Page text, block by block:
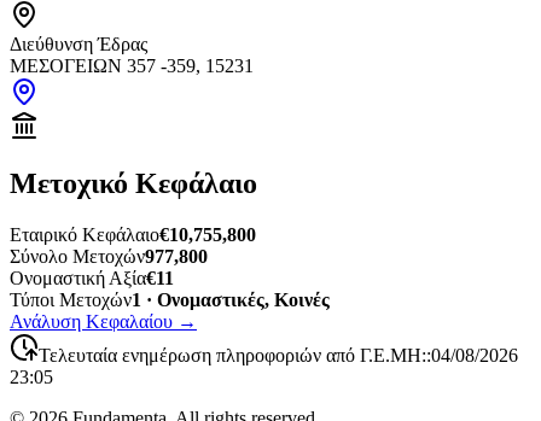
Διεύθυνση Έδρας
ΜΕΣΟΓΕΙΩΝ 357 -359, 15231
Μετοχικό Κεφάλαιο
Εταιρικό Κεφάλαιο€10,755,800
Σύνολο Μετοχών977,800
Ονομαστική Αξία€11
Τύποι Μετοχών1 · Ονομαστικές, Κοινές
Ανάλυση Κεφαλαίου →
Τελευταία ενημέρωση πληροφοριών από Γ.Ε.ΜΗ::04/08/2026
23:05